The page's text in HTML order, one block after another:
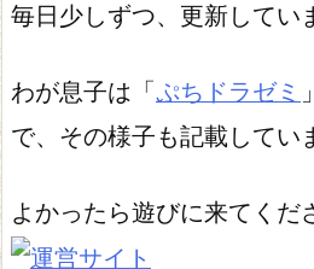
毎日少しずつ、更新してい
わが息子は「 ぷちドラゼミ
で、その様子も記載してい
よかったら遊びに来てく